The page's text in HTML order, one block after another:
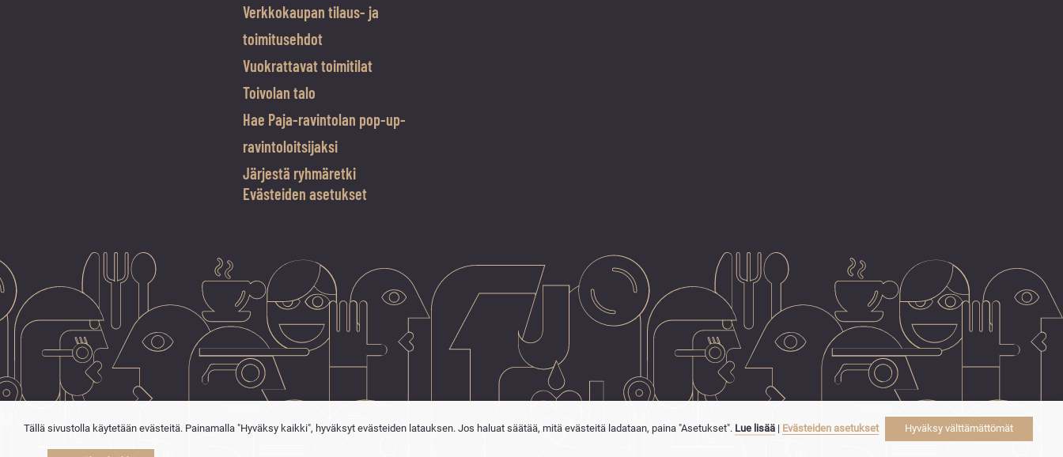
Verkkokaupan tilaus- ja
toimitusehdot
Vuokrattavat toimitilat
Toivolan talo
Hae Paja-ravintolan pop-up-
ravintoloitsijaksi
Järjestä ryhmäretki
Evästeiden asetukset
Tällä sivustolla käytetään evästeitä. Painamalla "Hyväksy kaikki", hyväksyt evästeiden latauksen. Jos haluat säätää, mitä evästeitä ladataan, paina "Asetukset". Lue lisää | Evästeiden asetukset Hyväksy välttämättömät